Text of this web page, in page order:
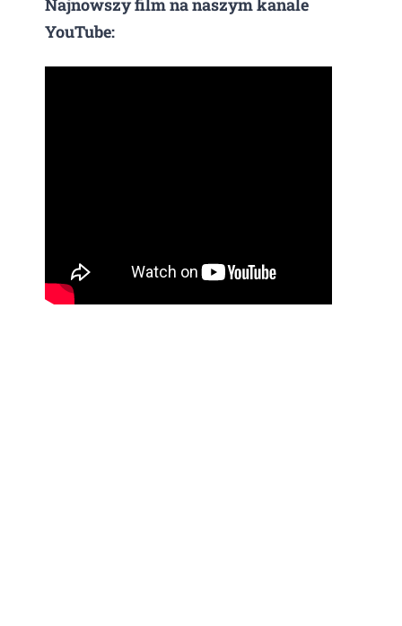
YouTube: